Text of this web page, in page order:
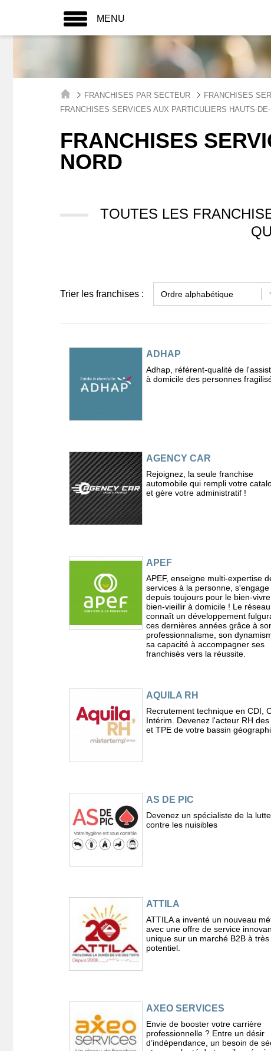
MENU
FRANCHISES PAR SECTEUR
FRANCHISES
FRANCHISES SERVICES AUX PARTICULIERS HAUTS-
FRANCHISES
NORD
TOUTES LES
Trier les franchises :
ADHAP
Adhap, référent-qualité de
à domicile des personnes
AGENCY CAR
Rejoignez, la seule franchise
automobile qui rempli votre
et gère votre administratif !
APEF
APEF, enseigne multi-expertise
services à la personne, s'engage
depuis toujours pour le bien-
bien-vieillir à domicile ! Le réseau
connaît un développement
ces dernières années grâce à
professionnalisme, son
sa capacité à accompagner ses
franchisés vers la réussite.
AQUILA RH
Recrutement technique en CDI,
Intérim. Devenez l'acteur RH des
et TPE de votre bassin
AS DE PIC
Devenez un spécialiste de la lutte
contre les nuisibles
ATTILA
ATTILA a inventé un nouveau
avec une offre de service
unique sur un marché B2B à
potentiel.
AXEO SERVICES
Envie de booster votre carrière
professionnelle ? Entre un désir
d’indépendance, un besoin de